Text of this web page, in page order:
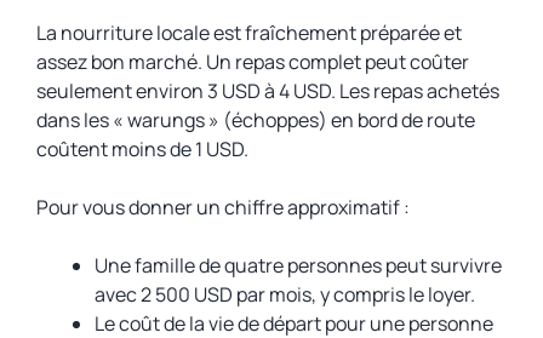
La nourriture locale est fraîchement préparée et
assez bon marché. Un repas complet peut coûter
seulement environ 3 USD à 4 USD. Les repas achetés
dans les « warungs » (échoppes) en bord de route
coûtent moins de 1 USD.
Pour vous donner un chiffre approximatif :
Une famille de quatre personnes peut survivre
avec 2 500 USD par mois, y compris le loyer.
Le coût de la vie de départ pour une personne